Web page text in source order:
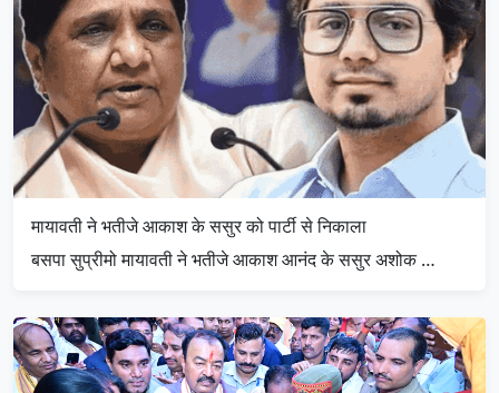
मायावती ने भतीजे आकाश के ससुर को पार्टी से निकाला
बसपा सुप्रीमो मायावती ने भतीजे आकाश आनंद के ससुर अशोक …